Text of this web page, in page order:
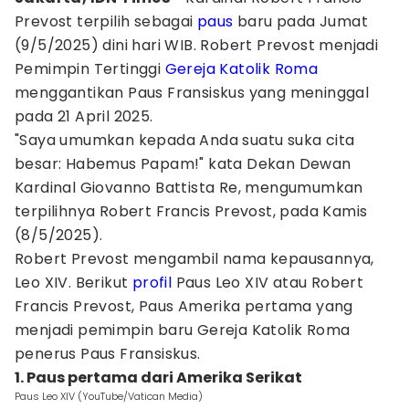
Prevost terpilih sebagai paus baru pada Jumat
(9/5/2025) dini hari WIB. Robert Prevost menjadi
Pemimpin Tertinggi Gereja Katolik Roma
menggantikan Paus Fransiskus yang meninggal
pada 21 April 2025.
"Saya umumkan kepada Anda suatu suka cita
besar: Habemus Papam!" kata Dekan Dewan
Kardinal Giovanno Battista Re, mengumumkan
terpilihnya Robert Francis Prevost, pada Kamis
(8/5/2025).
Robert Prevost mengambil nama kepausannya,
Leo XIV. Berikut profil Paus Leo XIV atau Robert
Francis Prevost, Paus Amerika pertama yang
menjadi pemimpin baru Gereja Katolik Roma
penerus Paus Fransiskus.
1. Paus pertama dari Amerika Serikat
Paus Leo XIV (YouTube/Vatican Media)